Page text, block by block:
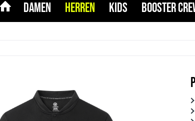
DAMEN HERREN KIDS BOOSTER